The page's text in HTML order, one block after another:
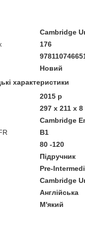
Cambridge
176
Новий
характеристики
2015 р
297 x 211 x 8
Cambridge
B1
80 -120
Підручник
Pre-
Cambridge
Англійська
М'який